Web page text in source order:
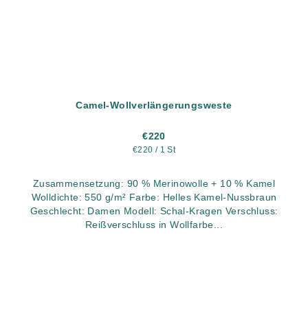
Camel-Wollverlängerungsweste
€220
Verkaufspreis:
€220 / 1 St
Zusammensetzung: 90 % Merinowolle + 10 % Kamel
Wolldichte: 550 g/m² Farbe: Helles Kamel-Nussbraun
Geschlecht: Damen Modell: Schal-Kragen Verschluss:
Reißverschluss in Wollfarbe...